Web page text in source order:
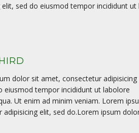
elit, sed do eiusmod tempor incididunt
dolor sit amet, consectetur adipisicing
eiusmod tempor incididunt ut labolore
Ut enim ad minim veniam. Lorem
adipisicing elit, sed do.Lorem ipsum